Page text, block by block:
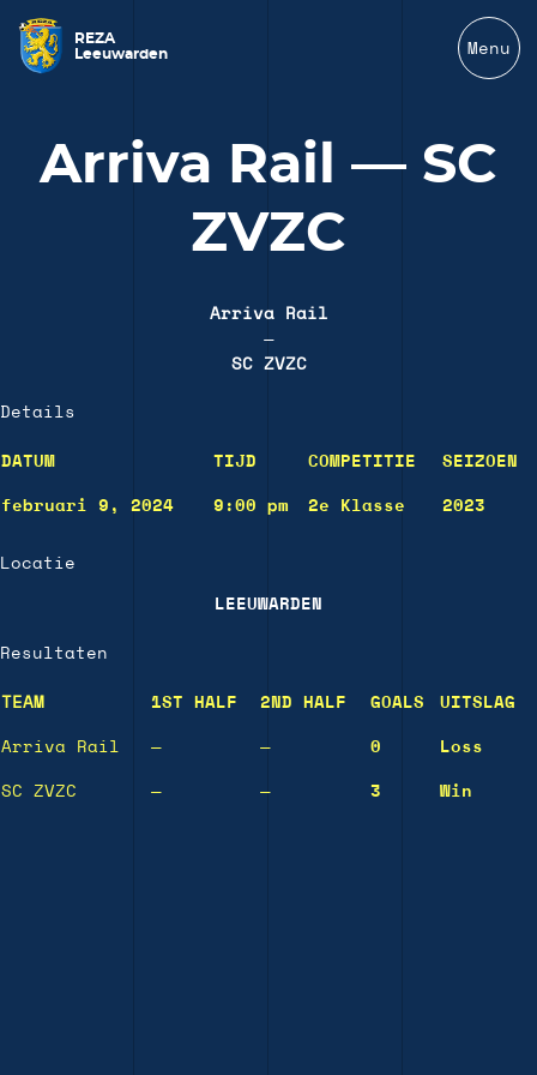
REZA
Leeuwarden
Menu
Arriva Rail — SC
ZVZC
Arriva Rail
—
SC ZVZC
Details
DATUM TIJD COMPETITIE SEIZOEN
februari 9, 2024 9:00 pm 2e Klasse 2023
Locatie
LEEUWARDEN
Resultaten
TEAM 1ST HALF 2ND HALF GOALS UITSLAG
Arriva Rail — — 0 Loss
SC ZVZC — — 3 Win